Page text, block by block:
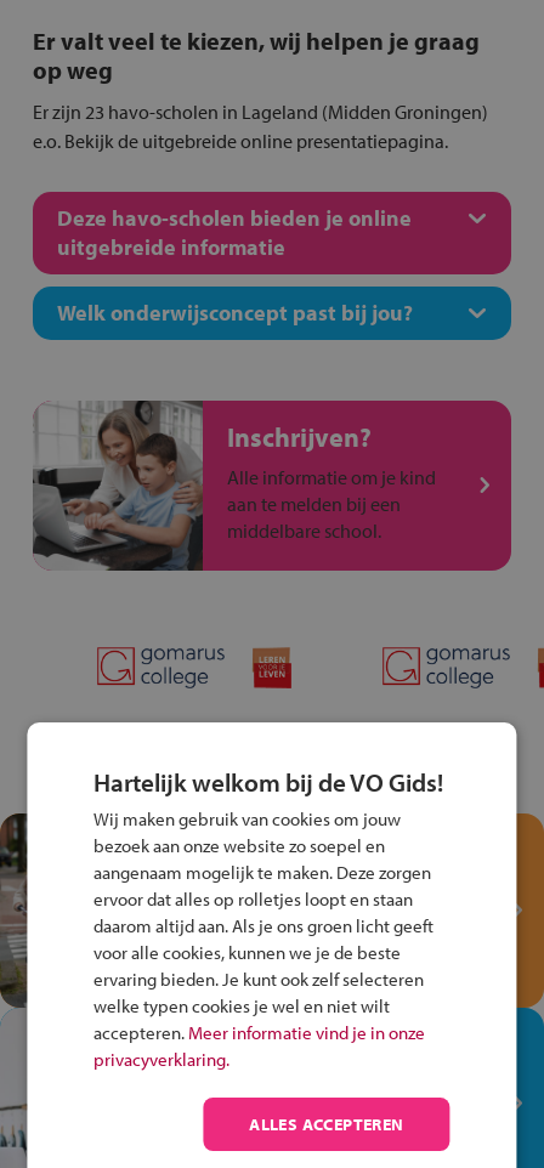
Er valt veel te kiezen, wij helpen je graag
op weg
Er zijn 23 havo-scholen in Lageland (Midden Groningen)
e.o. Bekijk de uitgebreide online presentatiepagina.
Deze havo-scholen bieden je online
uitgebreide informatie
Welk onderwijsconcept past bij jou?
Inschrijven?
Alle informatie om je kind
aan te melden bij een
middelbare school.
Test je kennis met het
Fiets Veilig
Verkeersspel!
Speel het Fiets Veilig Verkeersspel
en win een Cortina-fiets!
In de winkel ben je op je
plek!
Ontdek via het vmbo jouw talent
op de winkelvloer, waar elke dag
Hartelijk welkom bij de VO Gids!
Wij maken gebruik van cookies om jouw
bezoek aan onze website zo soepel en
aangenaam mogelijk te maken. Deze zorgen
ervoor dat alles op rolletjes loopt en staan
daarom altijd aan. Als je ons groen licht geeft
voor alle cookies, kunnen we je de beste
ervaring bieden. Je kunt ook zelf selecteren
welke typen cookies je wel en niet wilt
accepteren. Meer informatie vind je in onze
privacyverklaring.
ALLES ACCEPTEREN